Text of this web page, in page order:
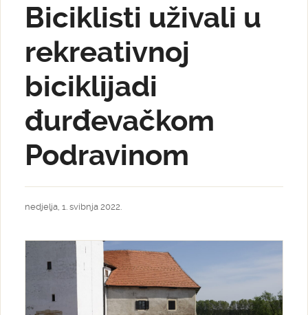
Biciklisti uživali u
rekreativnoj
biciklijadi
đurđevačkom
Podravinom
nedjelja, 1. svibnja 2022.